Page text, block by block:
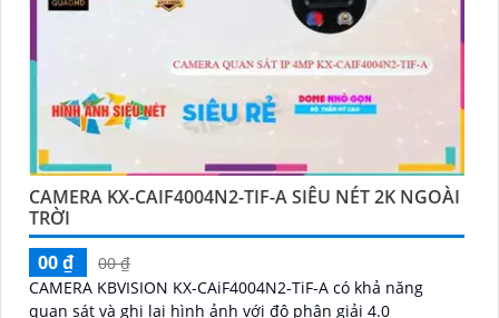
CAMERA KX-CAIF4004N2-TIF-A SIÊU NÉT 2K NGOÀI
TRỜI
00 ₫
00 ₫
CAMERA KBVISION KX-CAiF4004N2-TiF-A có khả năng
quan sát và ghi lại hình ảnh với độ phân giải 4.0